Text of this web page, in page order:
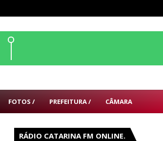
FOTOS / PREFEITURA / CÂMARA
RÁDIO CATARINA FM ONLINE.